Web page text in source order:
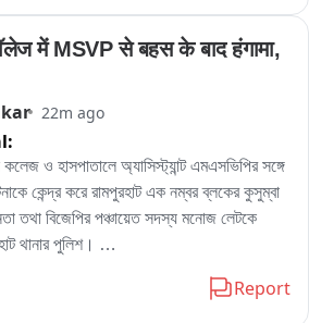
में MSVP से बहस के बाद हंगामा,
22m ago
কলেজ ও হাসপাতালে অ্যাসিস্ট্যান্ট এমএসভিপির সঙ্গে
কেন্দ্র করে রামপুরহাট এক নম্বর ব্লকের কুসুম্বা
তথা বিজেপির পঞ্চায়েত সদস্য মনোজ লেটকে
থানার পুলিশ।
তাঁরা মনোজ লেটকে কোন অভিযোগে আটক
Report